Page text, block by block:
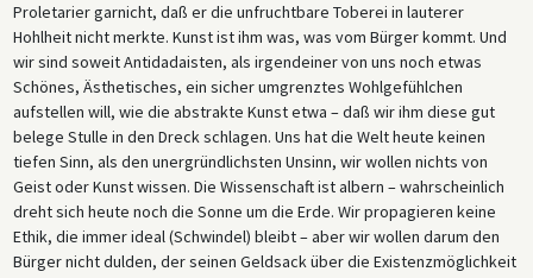
Proletarier garnicht, daß er die unfruchtbare Toberei in lauterer
Hohlheit nicht merkte. Kunst ist ihm was, was vom Bürger kommt. Und
wir sind soweit Antidadaisten, als irgendeiner von uns noch etwas
Schönes, Ästhetisches, ein sicher umgrenztes Wohlgefühlchen
aufstellen will, wie die abstrakte Kunst etwa – daß wir ihm diese gut
belege Stulle in den Dreck schlagen. Uns hat die Welt heute keinen
tiefen Sinn, als den unergründlichsten Unsinn, wir wollen nichts von
Geist oder Kunst wissen. Die Wissenschaft ist albern – wahrscheinlich
dreht sich heute noch die Sonne um die Erde. Wir propagieren keine
Ethik, die immer ideal (Schwindel) bleibt – aber wir wollen darum den
Bürger nicht dulden, der seinen Geldsack über die Existenzmöglichkeit